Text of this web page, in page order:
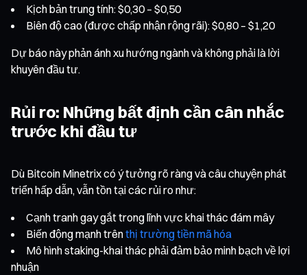
Kịch bản trung tính: $0,30 – $0,50
Biên độ cao (được chấp nhận rộng rãi): $0,80 – $1,20
Dự báo này phản ánh xu hướng ngành và không phải là lời
khuyên đầu tư.
Rủi ro: Những bất định cần cân nhắc
trước khi đầu tư
Dù Bitcoin Minetrix có ý tưởng rõ ràng và câu chuyện phát
triển hấp dẫn, vẫn tồn tại các rủi ro như:
Cạnh tranh gay gắt trong lĩnh vực khai thác đám mây
Biến động mạnh trênthị trường tiền mã hóa
Mô hình staking-khai thác phải đảm bảo minh bạch về lợi
nhuận